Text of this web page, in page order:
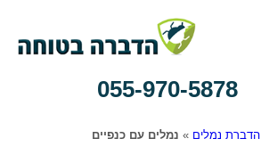
055-970-5878
הדברת נמלים » נמלים עם כנפיים